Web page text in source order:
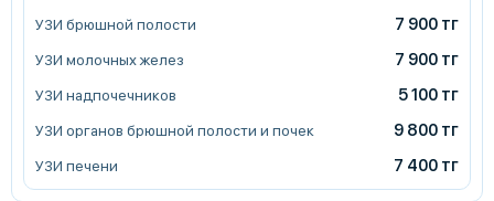
УЗИ брюшной полости 7 900 тг
УЗИ молочных желез 7 900 тг
УЗИ надпочечников 5 100 тг
УЗИ органов брюшной полости и почек 9 800 тг
УЗИ печени 7 400 тг